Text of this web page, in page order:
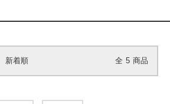
新着順 全 5 商品